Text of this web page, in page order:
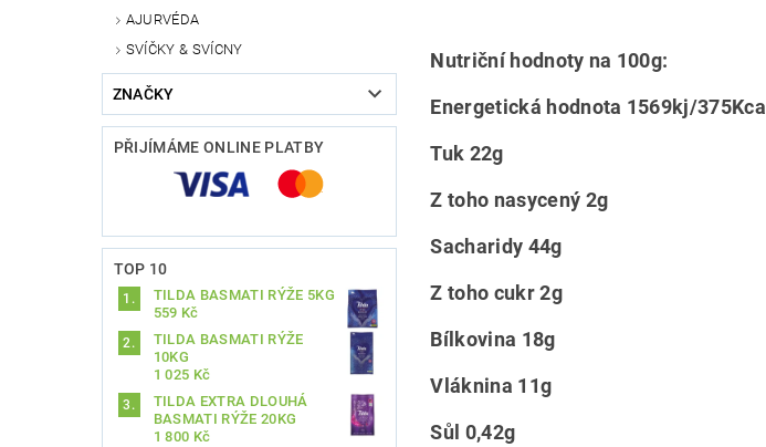
AJURVÉDA
SVÍČKY & SVÍCNY
ZNAČKY
PŘIJÍMÁME ONLINE PLATBY
TOP 10
TILDA BASMATI RÝŽE 5KG
559 Kč
TILDA BASMATI RÝŽE
10KG
1 025 Kč
TILDA EXTRA DLOUHÁ
BASMATI RÝŽE 20KG
1 800 Kč
Nutriční hodnoty na 100g:
Energetická hodnota 1569kj/375Kcal
Tuk 22g
Z toho nasycený 2g
Sacharidy 44g
Z toho cukr 2g
Bílkovina 18g
Vláknina 11g
Sůl 0,42g